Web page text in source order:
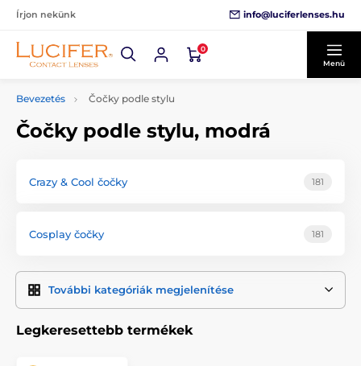
Írjon nekünk info@luciferlenses.hu
0
Menü
Bevezetés Čočky podle stylu
Čočky podle stylu, modrá
Crazy & Cool čočky 181
Cosplay čočky 181
További kategóriák megjelenítése
Legkeresettebb termékek